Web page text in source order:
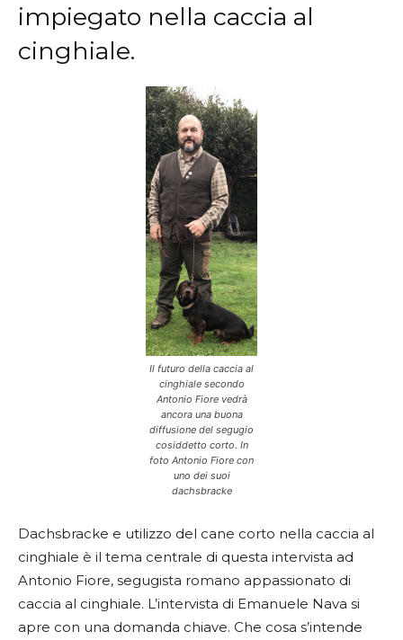
impiegato nella caccia al
cinghiale.
Il futuro della caccia al
cinghiale secondo
Antonio Fiore vedrà
ancora una buona
diffusione del segugio
cosiddetto corto. In
foto Antonio Fiore con
uno dei suoi
dachsbracke
Dachsbracke e utilizzo del cane corto nella caccia al
cinghiale è il tema centrale di questa intervista ad
Antonio Fiore, segugista romano appassionato di
caccia al cinghiale. L’intervista di Emanuele Nava si
apre con una domanda chiave. Che cosa s’intende